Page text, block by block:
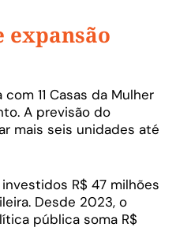
expansão
11 Casas da Mulher
A previsão do
mais seis unidades até
R$ 47 milhões
Desde 2023, o
pública soma R$